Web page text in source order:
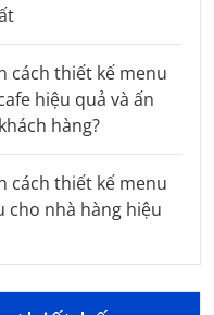
cách thiết kế menu
hiệu quả và ấn
hàng?
cách thiết kế menu
cho nhà hàng hiệu